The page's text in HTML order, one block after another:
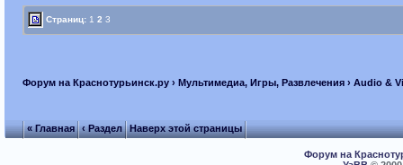
Страниц: 1 2 3
Форум на Краснотурьинск.ру› Мультимедиа, Игры, Развлечения› Audio &
« Главная ‹ Раздел Наверх этой страницы
Форум на